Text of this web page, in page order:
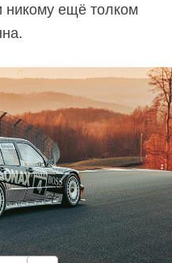
никому ещё толком